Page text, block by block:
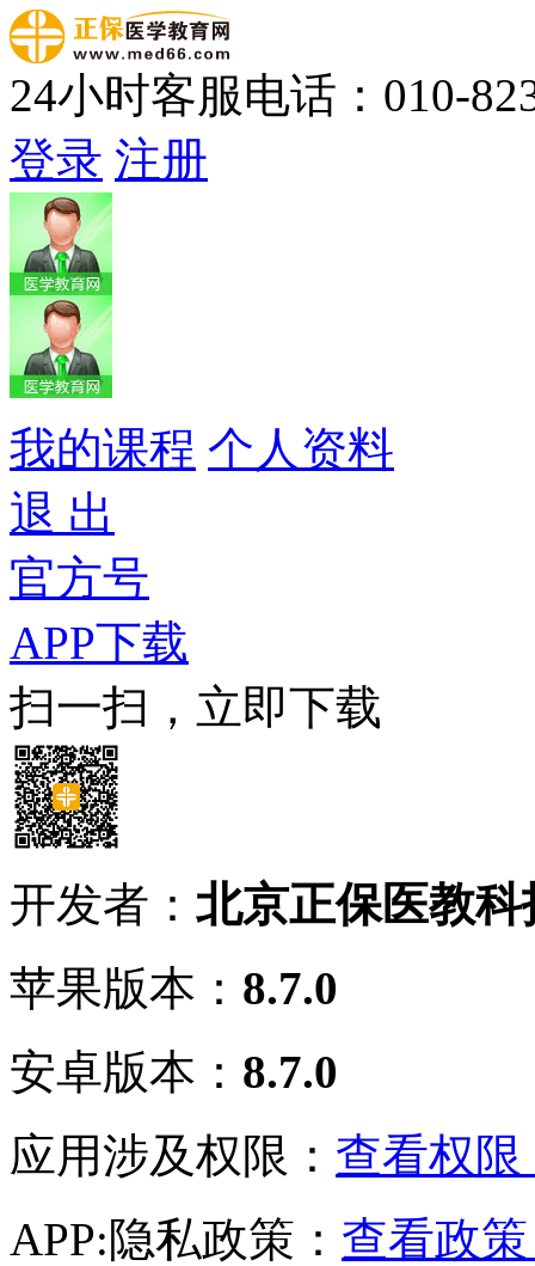
24小时客服电话：010-
登录 注册
我的课程 个人资料
退 出
官方号
APP下载
扫一扫，立即下载
开发者： 北京正保医教
苹果版本： 8.7.0
安卓版本： 8.7.0
应用涉及权限： 查看权限
APP:隐私政策： 查看政